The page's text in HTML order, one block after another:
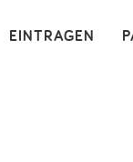
EINTRAGEN